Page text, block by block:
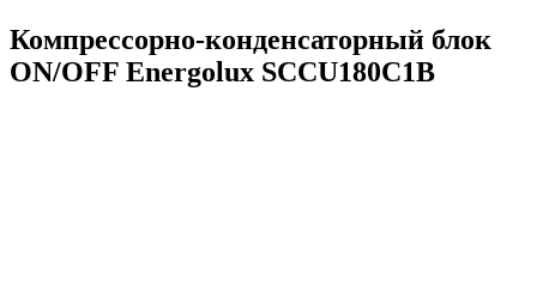
Компрессорно-конденсаторный блок
ON/OFF Energolux SCCU180C1B